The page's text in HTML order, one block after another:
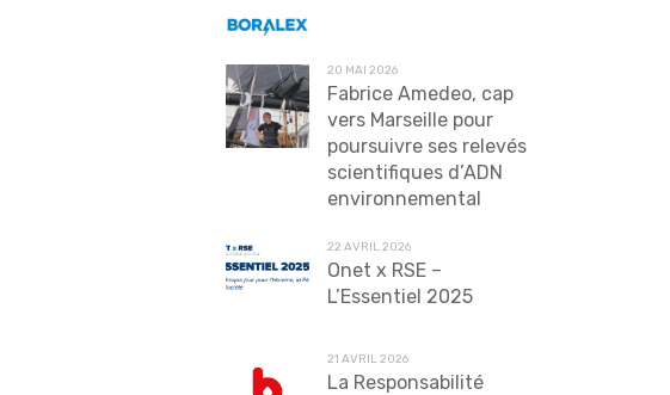
20 MAI 2026
Fabrice Amedeo, cap
vers Marseille pour
poursuivre ses relevés
scientifiques d’ADN
environnemental
22 AVRIL 2026
Onet x RSE –
L’Essentiel 2025
21 AVRIL 2026
La Responsabilité